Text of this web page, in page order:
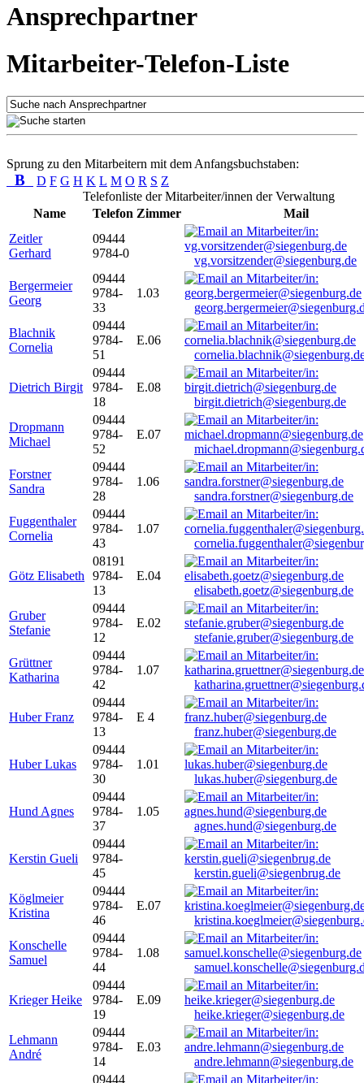
Ansprechpartner
Mitarbeiter-Telefon-Liste
Sprung zu den Mitarbeitern mit dem Anfangsbuchstaben:
B D F G H K L M O R S Z
Telefonliste der Mitarbeiter/innen der Verwaltung
Name
Telefon Zimmer
Mail
Zeitler
Gerhard
09444
9784-0
vg.vorsitzender@siegenburg.de
Bergermeier
Georg
09444
9784-
33
1.03
Blachnik
Cornelia
09444
9784-
51
E.06
Dietrich Birgit
09444
9784-
18
E.08
birgit.dietrich@siegenburg.de
Dropmann
Michael
09444
9784-
52
E.07
Forstner
Sandra
09444
9784-
28
1.06
sandra.forstner@siegenburg.de
Fuggenthaler
Cornelia
09444
9784-
43
1.07
Götz Elisabeth
08191
9784-
13
E.04
elisabeth.goetz@siegenburg.de
Gruber
Stefanie
09444
9784-
12
E.02
stefanie.gruber@siegenburg.de
Grüttner
Katharina
09444
9784-
42
1.07
Huber Franz
09444
9784-
13
E 4
franz.huber@siegenburg.de
Huber Lukas
09444
9784-
30
1.01
lukas.huber@siegenburg.de
Hund Agnes
09444
9784-
37
1.05
agnes.hund@siegenburg.de
Kerstin Gueli
09444
9784-
45
kerstin.gueli@siegenbrug.de
Köglmeier
Kristina
09444
9784-
46
E.07
Konschelle
Samuel
09444
9784-
44
1.08
Krieger Heike
09444
9784-
19
E.09
heike.krieger@siegenburg.de
Lehmann
André
09444
9784-
14
E.03
andre.lehmann@siegenburg.de
09444